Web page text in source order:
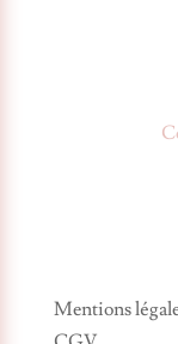
Mentions